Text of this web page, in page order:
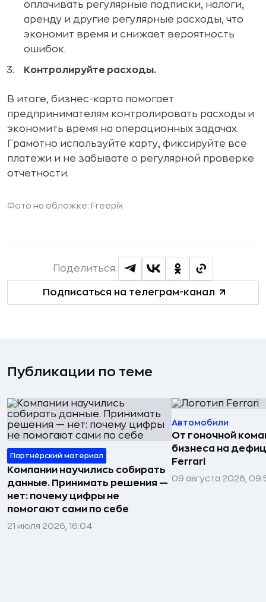
оплачивать регулярные подписки, налоги,
аренду и другие регулярные расходы, что
экономит время и снижает вероятность
ошибок.
Контролируйте расходы.
В итоге, бизнес-карта помогает
предпринимателям контролировать расходы и
экономить время на операционных задачах.
Грамотно используйте карту, фиксируйте все
платежи и не забывате о регулярной проверке
отчетности.
Фото на обложке: Freepik
Подписаться на телеграм-канал
Поделиться:
Публикации по теме
Партнёрский материал
Компании научились собирать
данные. Принимать решения —
нет: почему цифры не
помогают сами по себе
21 июля 2026, 16:04
Автомобили
От гоночной
бизнеса на
Ferrari
09 августа 2026,